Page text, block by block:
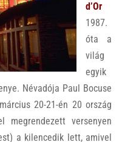
d’Or
1987.
óta a
világ
egyik
Névadója Paul Bocuse
20-21-én 20 ország
megrendezett versenyen
a kilencedik lett, amivel